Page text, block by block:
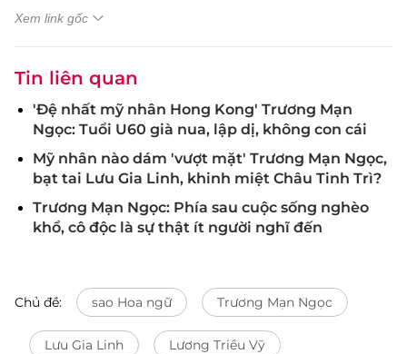
Xem link gốc
Tin liên quan
'Đệ nhất mỹ nhân Hong Kong' Trương Mạn
Ngọc: Tuổi U60 già nua, lập dị, không con cái
Mỹ nhân nào dám 'vượt mặt' Trương Mạn Ngọc,
bạt tai Lưu Gia Linh, khinh miệt Châu Tinh Trì?
Trương Mạn Ngọc: Phía sau cuộc sống nghèo
khổ, cô độc là sự thật ít người nghĩ đến
Chủ đề: sao Hoa ngữ Trương Mạn Ngọc
Lưu Gia Linh Lương Triều Vỹ